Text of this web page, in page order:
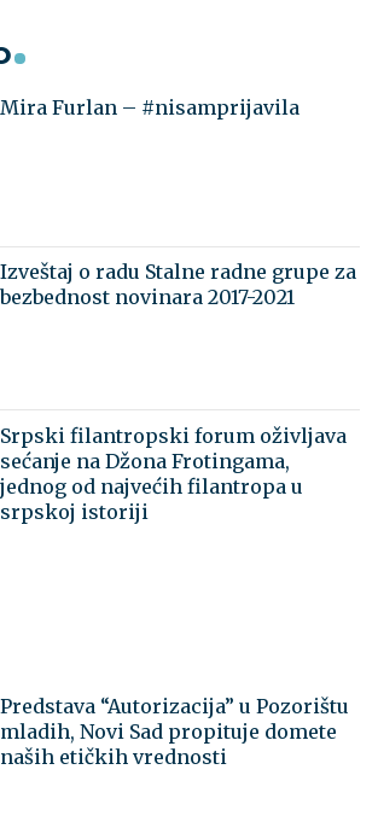
Mira Furlan – #nisamprijavila
Izveštaj o radu Stalne radne grupe za
bezbednost novinara 2017-2021
Srpski filantropski forum oživljava
sećanje na Džona Frotingama,
jednog od najvećih filantropa u
srpskoj istoriji
Predstava “Autorizacija” u Pozorištu
mladih, Novi Sad propituje domete
naših etičkih vrednosti